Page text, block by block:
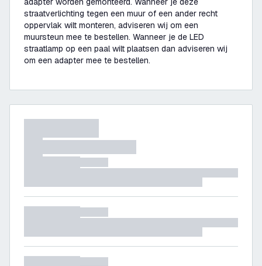
straatverlichting tegen een muur of een ander recht
oppervlak wilt monteren, adviseren wij om een
muursteun mee te bestellen. Wanneer je de LED
straatlamp op een paal wilt plaatsen dan adviseren wij
om een adapter mee te bestellen.